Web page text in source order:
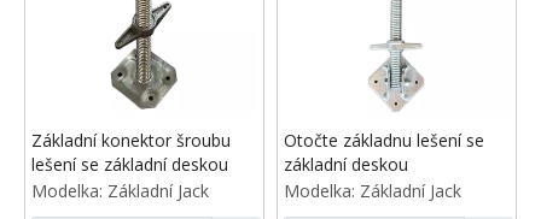
Základní konektor šroubu
lešení se základní deskou
Modelka: Základní Jack
Otočte základnu lešení se
základní deskou
Modelka: Základní Jack